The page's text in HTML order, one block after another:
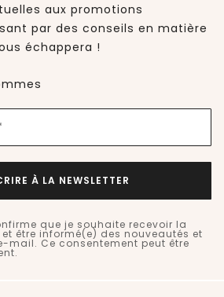
aux promotions
par des conseils en matière
échappera !
À LA NEWSLETTER
que je souhaite recevoir la
et être informé(e) des nouveautés et
mail. Ce consentement peut être